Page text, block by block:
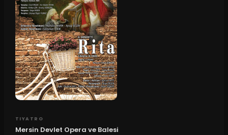
TIYATRO
Mersin Devlet Opera ve Balesi